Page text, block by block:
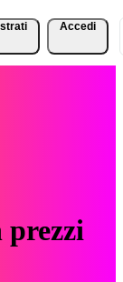
Accedi
prezzi